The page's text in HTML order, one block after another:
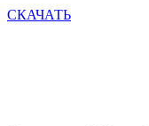
СКАЧАТЬ